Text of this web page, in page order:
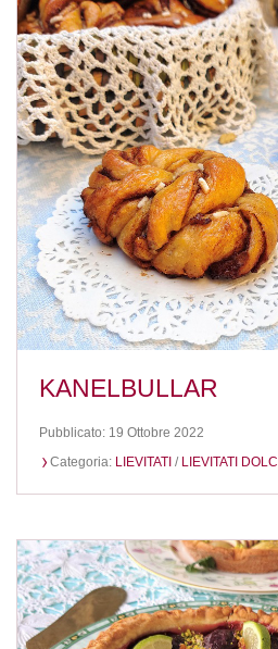
KANELBULLAR
Pubblicato: 19 Ottobre 2022
Categoria: LIEVITATI / LIEVITATI DOLCI